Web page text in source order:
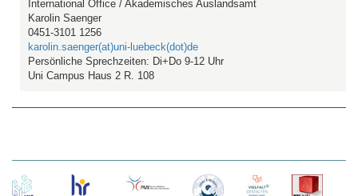
International Office / Akademisches Auslandsamt
Karolin Saenger
0451-3101 1256
karolin.saenger(at)uni-luebeck(dot)de
Persönliche Sprechzeiten: Di+Do 9-12 Uhr
Uni Campus Haus 2 R. 108